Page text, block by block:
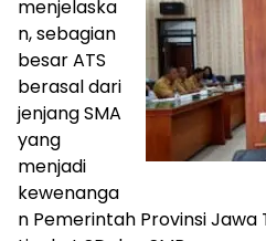
menjelaska
n, sebagian
besar ATS
berasal dari
jenjang SMA
yang
menjadi
kewenanga
n Pemerintah Provinsi Jawa